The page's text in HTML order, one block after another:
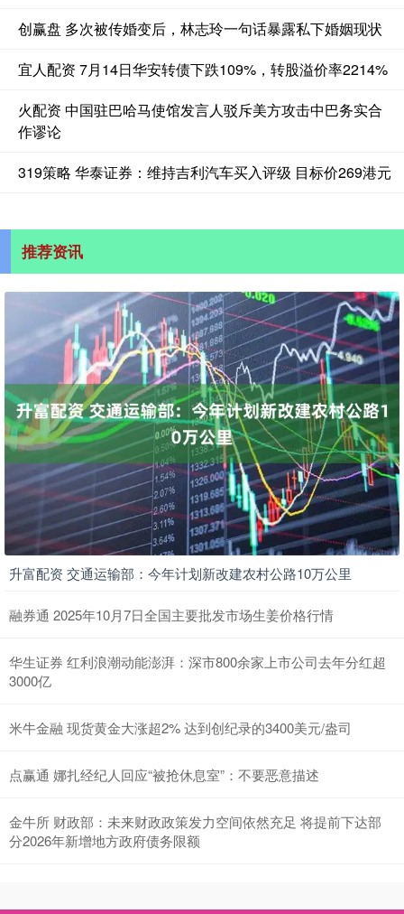
创赢盘 多次被传婚变后，林志玲一句话暴露私下婚姻现状
宜人配资 7月14日华安转债下跌109%，转股溢价率2214%
火配资 中国驻巴哈马使馆发言人驳斥美方攻击中巴务实合
作谬论
319策略 华泰证券：维持吉利汽车买入评级 目标价269港元
推荐资讯
升富配资 交通运输部：今年计划新改建农村公路10万公里
融券通 2025年10月7日全国主要批发市场生姜价格行情
华生证券 红利浪潮动能澎湃：深市800余家上市公司去年分红超
3000亿
米牛金融 现货黄金大涨超2% 达到创纪录的3400美元/盎司
点赢通 娜扎经纪人回应“被抢休息室”：不要恶意描述
金牛所 财政部：未来财政政策发力空间依然充足 将提前下达部
分2026年新增地方政府债务限额